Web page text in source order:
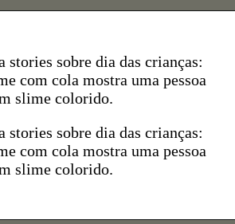
stories sobre dia das crianças:
com cola mostra uma pessoa
slime colorido.
stories sobre dia das crianças:
com cola mostra uma pessoa
slime colorido.